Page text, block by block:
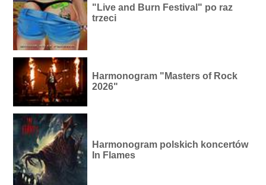
"Live and Burn Festival" po raz
trzeci
Harmonogram "Masters of Rock
2026"
Harmonogram polskich koncertów
In Flames